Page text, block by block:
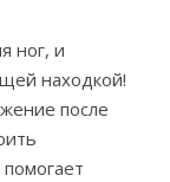
ног, и
находкой!
после